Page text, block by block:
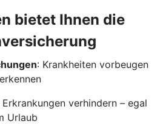
bietet Ihnen die
: Krankheiten vorbeugen
Erkrankungen verhindern – egal
Urlaub